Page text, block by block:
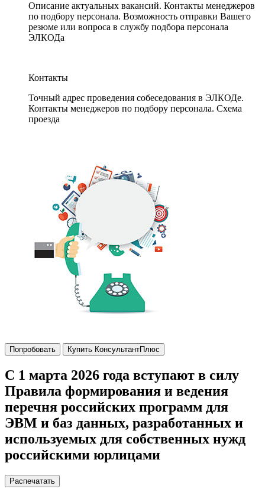
Описание актуальных вакансий. Контакты менеджеров
по подбору персонала. Возможность отправки Вашего
резюме или вопроса в службу подбора персонала
ЭЛКОДа
Контакты
Точный адрес проведения собеседования в ЭЛКОДе.
Контакты менеджеров по подбору персонала. Схема
проезда
Попробовать Купить КонсультантПлюс
С 1 марта 2026 года вступают в силу
Правила формирования и ведения
перечня российских программ для
ЭВМ и баз данных, разработанных и
используемых для собственных нужд
российскими юрлицами
Распечатать